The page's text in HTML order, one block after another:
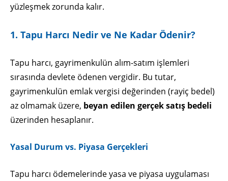
yüzleşmek zorunda kalır.
1. Tapu Harcı Nedir ve Ne Kadar Ödenir?
Tapu harcı, gayrimenkulün alım-satım işlemleri
sırasında devlete ödenen vergidir. Bu tutar,
gayrimenkulün emlak vergisi değerinden (rayiç bedel)
az olmamak üzere, beyan edilen gerçek satış bedeli
üzerinden hesaplanır.
Yasal Durum vs. Piyasa Gerçekleri
Tapu harcı ödemelerinde yasa ve piyasa uygulaması